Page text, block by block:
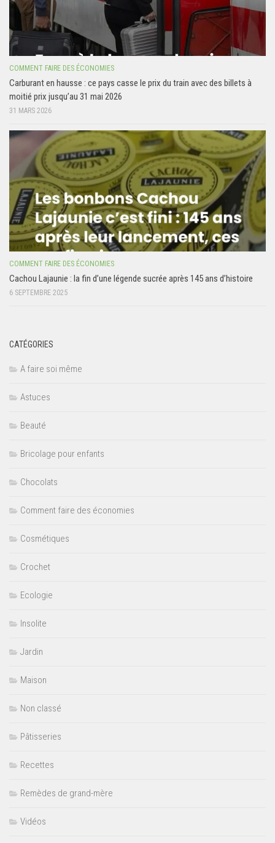
COMMENT FAIRE DES ÉCONOMIES
Carburant en hausse : ce pays casse le prix du train avec des billets à
moitié prix jusqu’au 31 mai 2026
31 MARS 2026
COMMENT FAIRE DES ÉCONOMIES
Cachou Lajaunie : la fin d’une légende sucrée après 145 ans d’histoire
6 SEPTEMBRE 2025
CATÉGORIES
A faire soi même
Astuces
Beauté
Bricolage pour enfants
Chocolats
Comment faire des économies
Cosmétiques
Crochet
Ecologie
Insolite
Jardin
Maison
Non classé
Pâtisseries
Recettes
Remèdes de grand-mère
Vidéos